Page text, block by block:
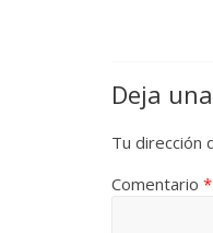
Deja
Tu dirección
Comentario *